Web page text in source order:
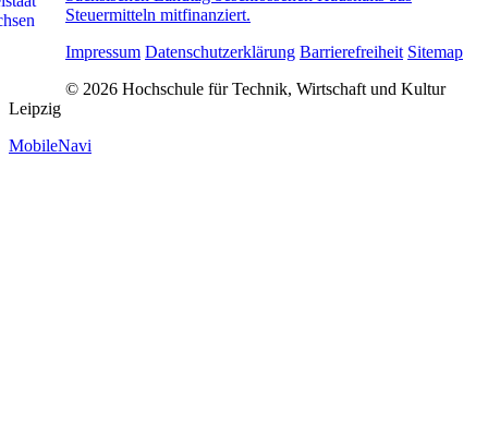
Steuermitteln mitfinanziert.
Impressum Datenschutzerklärung Barrierefreiheit Sitemap
© 2026 Hochschule für Technik, Wirtschaft und Kultur
Leipzig
MobileNavi